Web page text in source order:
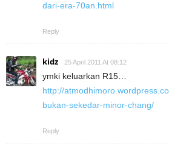
dari-era-70an.html
Reply
kidz 25 April 2011 At 08:12
ymki keluarkan R15…
http://
bukan-sekedar-minor-chang/
Reply